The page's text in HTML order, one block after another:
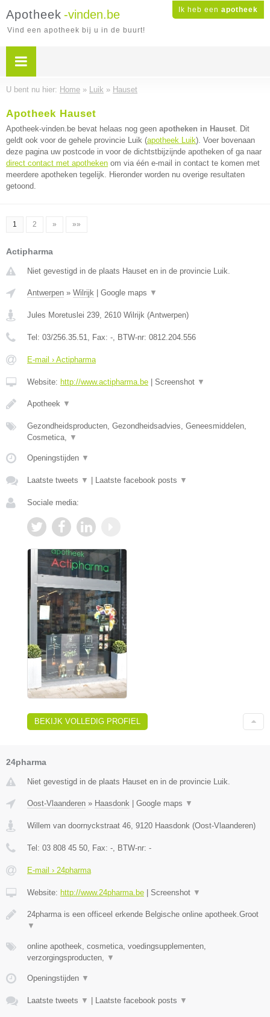
Ik heb een apotheek
Apotheek -vinden.be
Vind een apotheek bij u in de buurt!
U bent nu hier: Home » Luik » Hauset
Apotheek Hauset
Apotheek-vinden.be bevat helaas nog geen apotheken in Hauset. Dit
geldt ook voor de gehele provincie Luik (apotheek Luik). Voer bovenaan
deze pagina uw postcode in voor de dichtstbijzijnde apotheken of ga naar
direct contact met apotheken om via één e-mail in contact te komen met
meerdere apotheken tegelijk. Hieronder worden nu overige resultaten
getoond.
1 2 » »»
Actipharma
Niet gevestigd in de plaats Hauset en in de provincie Luik.
Antwerpen » Wilrijk Google maps ▼
Jules Moretuslei 239, 2610 Wilrijk (Antwerpen)
Tel: 03/256.35.51, Fax: -, BTW-nr: 0812.204.556
E-mail › Actipharma
Website: http://www.actipharma.be Screenshot ▼
Apotheek ▼
Gezondheidsproducten, Gezondheidsadvies, Geneesmiddelen,
Cosmetica, ▼
Openingstijden ▼
Laatste tweets ▼ Laatste facebook posts ▼
Sociale media:
BEKIJK VOLLEDIG PROFIEL
24pharma
Niet gevestigd in de plaats Hauset en in de provincie Luik.
Oost-Vlaanderen » Haasdonk Google maps ▼
Willem van doornyckstraat 46 9120 Haasdonk (Oost-Vlaanderen)
Tel: 03 808 45 50 , Fax: - , BTW-nr: -
E-mail › 24pharma
Website: http://www.24pharma.be Screenshot ▼
24pharma is een officeel erkende Belgische online apotheek.Groot
▼
online apotheek, cosmetica, voedingsupplementen,
verzorgingsproducten,
▼
Openingstijden ▼
Laatste tweets ▼ Laatste facebook posts ▼